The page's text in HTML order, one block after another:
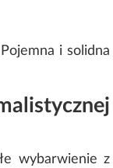
i solidna
wybarwienie z